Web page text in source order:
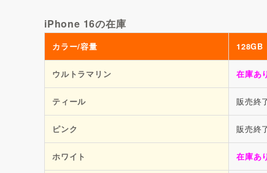
iPhone 16の在庫
カラー/容量 128GB
ウルトラマリン 在庫あ
ティール 販売終
ピンク 販売終
ホワイト 在庫あ